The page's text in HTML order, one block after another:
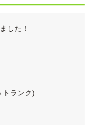
した！
トランク)